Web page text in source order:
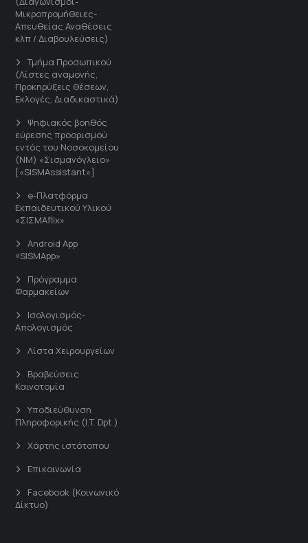
Μικροπρομήθειες-
Απευθείας Αναθέσεις
κλπ / Διαβουλεύσεις)
Τμήμα Προσωπικού
(Λίστες αναμονής,
Προκηρύξεις θέσεων,
Εκλογές, Διαδικαστικά)
Ψηφιακός βοηθός
εύρεσης προορισμού
εντός του Νοσοκομείου
(ΝΜ) «Σισμανόγλειο»
[«SISMAssistant»]
e-Πλατφόρμα
Εκπαιδευτικού Υλικού
«ΣΙΣΜΑflix»
Android App
«SISMApp»
Πρόγραμμα
Φαρμακείων
Ισολογισμός-
Απολογισμός
Λίστα Χειρουργείων
Βραβεύσεις
Καινοτομία
Υποδιεύθυνση
Πληροφορικής (I.T. Dpt.)
Χάρτης ιστότοπου
Επικοινωνία
Facebook (Κοινωνικό
Δίκτυο)